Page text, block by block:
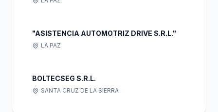
"ASISTENCIA AUTOMOTRIZ DRIVE S.R.L."
LA PAZ
BOLTECSEG S.R.L.
SANTA CRUZ DE LA SIERRA